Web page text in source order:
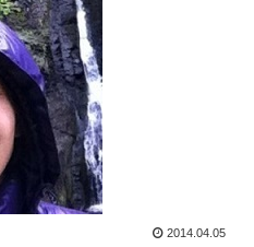
2014.04.05